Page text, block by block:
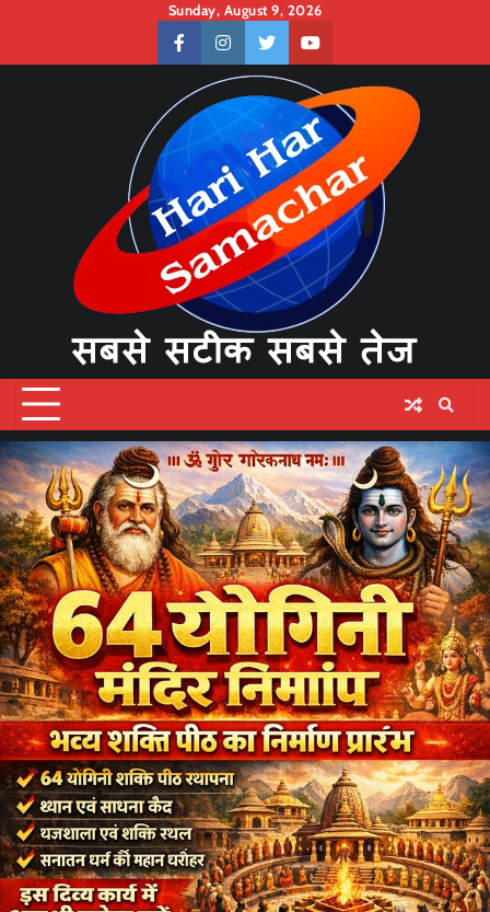
content
Sunday, August 9, 2026
facebookinstagramtwitteryoutube